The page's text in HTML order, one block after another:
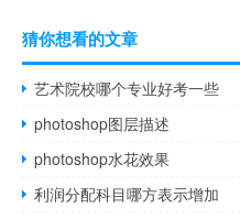
猜你想看的文章
艺术院校哪个专业好考一些
photoshop图层描述
photoshop水花效果
利润分配科目哪方表示增加